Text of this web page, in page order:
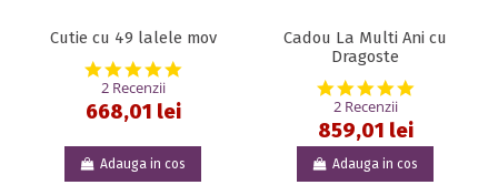
Cutie cu 49 lalele mov
5.0 star rating
2 Recenzii
668,01 lei
Adauga in cos
Cadou La Multi Ani cu
Dragoste
5.0 star
2 Recenzii
859,01 lei
Adauga in cos